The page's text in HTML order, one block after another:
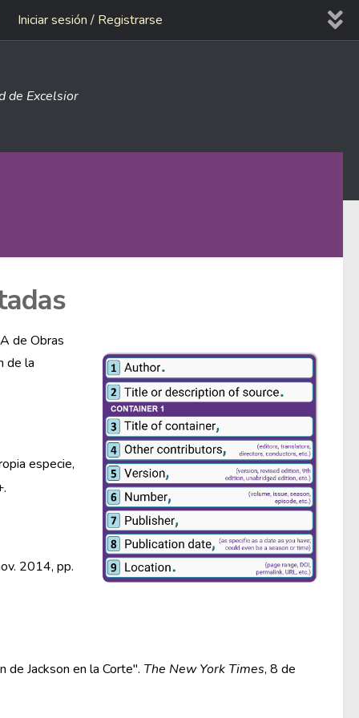
Iniciar sesión / Registrarse
de Excelsior
de Obras
de la
especie,
2014, pp.
de Jackson en la Corte". The New York Times, 8 de